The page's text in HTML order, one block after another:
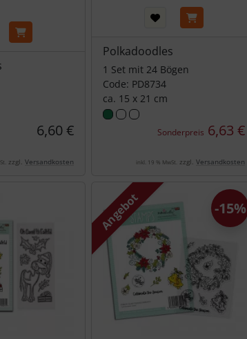
6,60 €
zzgl. Versandkosten
Polkadoodles
1 Set mit 24 Bögen
Code: PD8734
ca. 15 x 21 cm
Sonderpreis 6,63 €
inkl. 19 % MwSt. zzgl. Versandkosten
Angebot -15%